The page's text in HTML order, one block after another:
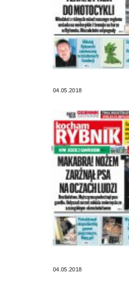
04.05.2018
04.05.2018